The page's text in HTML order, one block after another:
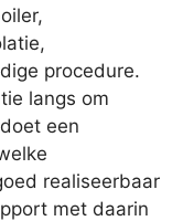
procedure.
langs om
een
realiseerbaar
met daarin